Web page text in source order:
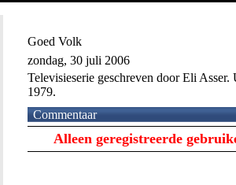
Goed Volk
zondag, 30 juli 2006
Televisieserie geschreven door Eli
1979.
Commentaar
Alleen geregistreerde